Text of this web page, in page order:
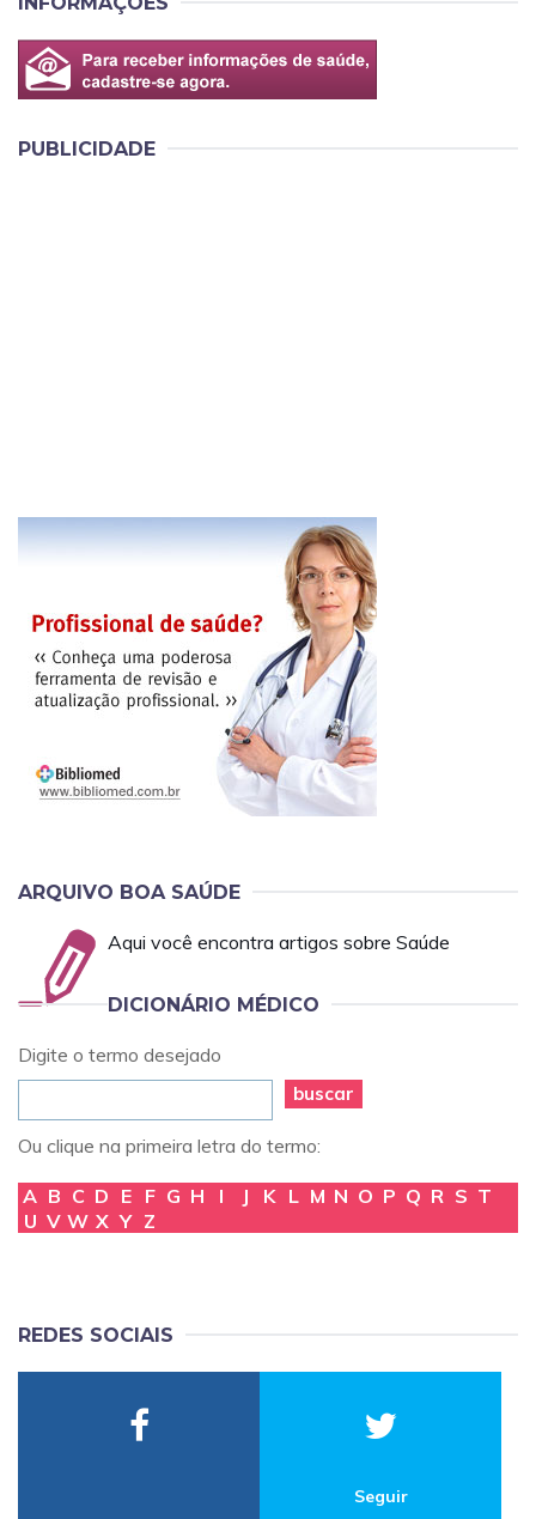
PUBLICIDADE
ARQUIVO BOA SAÚDE
Aqui você encontra artigos sobre Saúde
DICIONÁRIO MÉDICO
Digite o termo desejado
buscar
Ou clique na primeira letra do termo:
A B C D E F G H I J K L M N O P Q R S T
U V W X Y Z
REDES SOCIAIS
Seguir